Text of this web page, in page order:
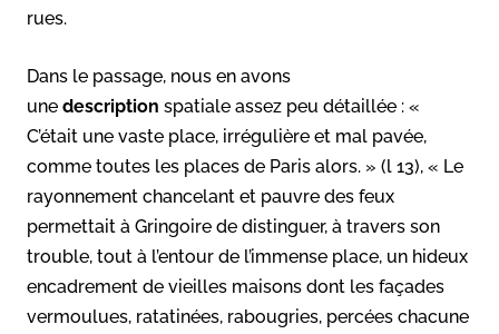
rues.
Dans le passage, nous en avons
une description spatiale assez peu détaillée : «
C’était une vaste place, irrégulière et mal pavée,
comme toutes les places de Paris alors. » (l 13), « Le
rayonnement chancelant et pauvre des feux
permettait à Gringoire de distinguer, à travers son
trouble, tout à l’entour de l’immense place, un hideux
encadrement de vieilles maisons dont les façades
vermoulues, ratatinées, rabougries, percées chacune